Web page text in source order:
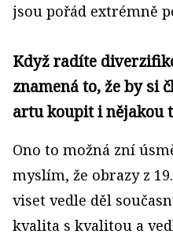
jsou pořád extrémně
Když radíte
znamená to, že by si
artu koupit i nějakou
Ono to možná zní
myslím, že obrazy z
viset vedle děl
kvalita s kvalitou a